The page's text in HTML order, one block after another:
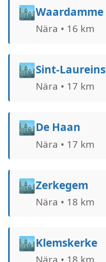
🏙️Waardamme
Nära • 16 km
🏙️Sint-Laureins
Nära • 17 km
🏙️De Haan
Nära • 17 km
🏙️Zerkegem
Nära • 18 km
🏙️Klemskerke
Nära • 18 km